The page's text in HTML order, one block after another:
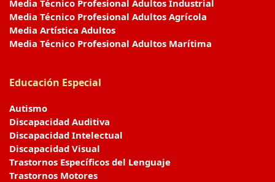
Media Técnico Profesional Adultos Industrial
Media Técnico Profesional Adultos Agrícola
Media Artística Adultos
Media Técnico Profesional Adultos Marítima
Educación Especial
Autismo
Discapacidad Auditiva
Discapacidad Intelectual
Discapacidad Visual
Trastornos Específicos del Lenguaje
Trastornos Motores